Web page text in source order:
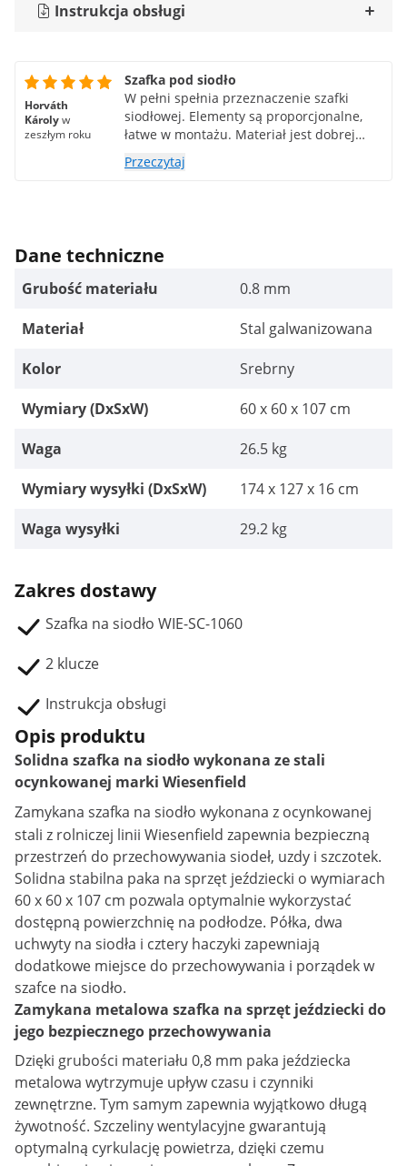
Instrukcja obsługi
Horváth
Károlyw
zeszłym roku
Szafka pod siodło
W pełni spełnia przeznaczenie szafki
siodłowej. Elementy są proporcjonalne,
łatwe w montażu. Materiał jest dobrej
jakości i trwały. Można go łatwo przenosić,
instalując cztery koła i dwa uchwyty do
Przeczytaj
Dane techniczne
Grubość materiału
0.8 mm
Materiał
Stal galwanizowana
Kolor
Srebrny
Wymiary (DxSxW)
60 x 60 x 107 cm
Waga
26.5 kg
Wymiary wysyłki (DxSxW)
174 x 127 x 16 cm
Waga wysyłki
29.2 kg
Zakres dostawy
Szafka na siodło WIE-SC-1060
2 klucze
Instrukcja obsługi
Opis produktu
Solidna szafka na siodło wykonana ze stali
ocynkowanej marki Wiesenfield
Zamykana szafka na siodło wykonana z ocynkowanej
stali z rolniczej linii Wiesenfield zapewnia bezpieczną
przestrzeń do przechowywania siodeł, uzdy i szczotek.
Solidna stabilna paka na sprzęt jeździecki o wymiarach
60 x 60 x 107 cm pozwala optymalnie wykorzystać
dostępną powierzchnię na podłodze. Półka, dwa
uchwyty na siodła i cztery haczyki zapewniają
dodatkowe miejsce do przechowywania i porządek w
szafce na siodło.
Zamykana metalowa szafka na sprzęt jeździecki do
jego bezpiecznego przechowywania
Dzięki grubości materiału 0,8 mm paka jeździecka
metalowa wytrzymuje upływ czasu i czynniki
zewnętrzne. Tym samym zapewnia wyjątkowo długą
żywotność. Szczeliny wentylacyjne gwarantują
optymalną cyrkulację powietrza, dzięki czemu